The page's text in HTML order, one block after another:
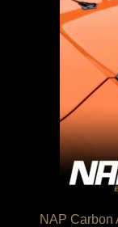
NAP Carbon